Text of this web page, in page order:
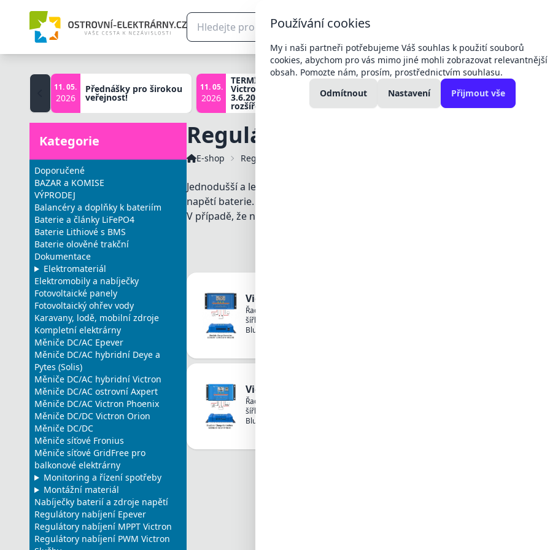
11. 05.
2026
Přednášky pro širokou
veřejnost!
11. 05.
2026
TERMÍNY školení:
Victron základní
3.6.2026, Victron
rozšířené 17.6.2026
2026
Změny cen produktů -
Victron, baterie
elektromateriál
27. 02.
2025
Kategorie
Doporučené
BAZAR a KOMISE
VÝPRODEJ
Balancéry a doplňky k bateriím
Baterie a články LiFePO4
Baterie Lithiové s BMS
Baterie olověné trakční
Dokumentace
Elektromateriál
Elektromobily a nabíječky
Fotovoltaické panely
Fotovoltaický ohřev vody
Karavany, lodě, mobilní zdroje
Kompletní elektrárny
Měniče DC/AC Epever
Měniče DC/AC hybridní Deye a
Pytes (Solis)
Měniče DC/AC hybridní Victron
Měniče DC/AC ostrovní Axpert
Měniče DC/AC Victron Phoenix
Měniče DC/DC Victron Orion
Měniče DC/DC
Měniče síťové Fronius
Měniče síťové GridFree pro
balkonové elektrárny
Monitoring a řízení spotřeby
Montážní materiál
Nabíječky baterií a zdroje napětí
Regulátory nabíjení Epever
Regulátory nabíjení MPPT Victron
Regulátory nabíjení PWM Victron
Regulátory nabíjení PWM Victron
E-shop Regulátory nabíjení PWM Victron
Jednodušší a levnější alternativa k MPPT regulátorům. Jejich účinnost je
napětí baterie.
V případě, že nejsou skladem, všechny produkty firmy Victron můžeme
Victron BlueSolar PWM-LCD-USB 12/24V-30A
Řada regulátorů nabíjení BlueSolar PWM - LCD – USB využívá k regulaci napětí nabíjení
šířkovou modulaci (PWM) v kombinaci s vícestupňovým algoritmem řízení nabíjení.
BlueSolar PWM-LCD-USB lze použít pro nabíjení baterií 12V nebo 24V. Regulátory disponují
snadné nastavení funkčnosti výstupu zátěže včetně nastavení časovače. d) Třístupňové
proti přepólování solárních panelů a/nebo baterie i) Odpojení při nízkém napětí j) Teplotní
Instalace: 1. Před první instalací se ujistěte, že je baterie nabitá, aby regulátor nabíjení
rozpoznal typ baterie. 2. Kabel baterie by měl být co nejkratší, aby se minimalizovaly
Regulátor je vhodný pouze pro olověné a LiFePO4 baterie. 4. Regulátor nabíjení BlueSolar
fotovoltaické panely. Při demontáži je postup opačný. Vždy nejdříve odpojte od regulátoru
Victron BlueSolar PWM-LCD-USB 12V/24V-20A
Řada regulátorů nabíjení BlueSolar PWM - LCD – USB využívá k regulaci napětí nabíjení
šířkovou modulaci (PWM) v kombinaci s vícestupňovým algoritmem řízení nabíjení.
BlueSolar PWM-LCD-USB lze použít pro nabíjení baterií 12V nebo 24V. Regulátory disponují
snadné nastavení funkčnosti výstupu zátěže včetně nastavení časovače. d) Třístupňové
Používání cookies
My i naši partneři potřebujeme Váš souhlas k použití souborů
cookies, abychom pro vás mimo jiné mohli zobrazovat relevantnější
obsah. Pomozte nám, prosím, prostřednictvím souhlasu.
Odmítnout
Nastavení Přijmout vše